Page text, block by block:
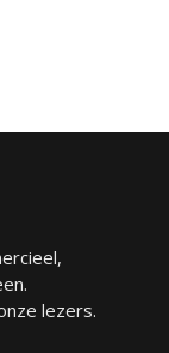
lezers.